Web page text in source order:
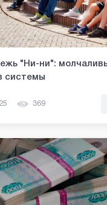
"Ни-ни":
системы
369